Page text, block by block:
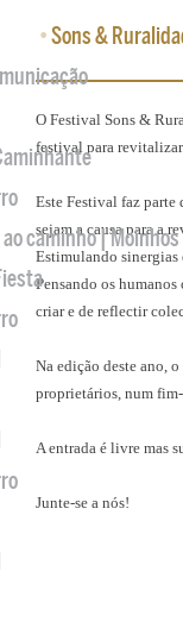
•Sons &
O Festival Sons &
festival para
Este Festival faz parte
sejam a causa para a
Estimulando
Pensando os
criar e de reflectir
Na edição deste ano,
proprietários, num
A entrada é livre mas
Junte-se a nós!
caminho |